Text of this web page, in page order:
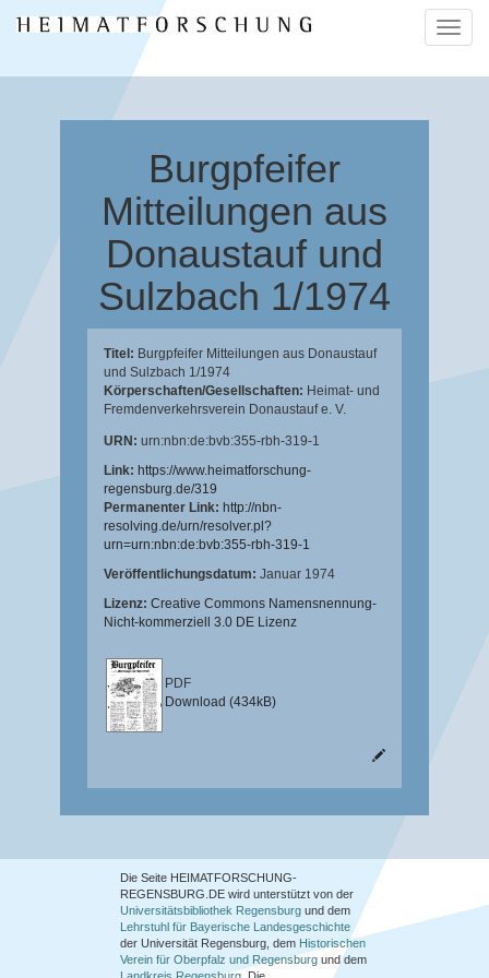
ein-/
Burgpfeifer
Mitteilungen aus
Donaustauf und
Sulzbach 1/1974
Titel: Burgpfeifer Mitteilungen aus Donaustauf
und Sulzbach 1/1974
Körperschaften/Gesellschaften: Heimat- und
Fremdenverkehrsverein Donaustauf e. V.
URN: urn:nbn:de:bvb:355-rbh-319-1
Link: https://www.heimatforschung-
regensburg.de/319
Permanenter Link: http://nbn-
resolving.de/urn/resolver.pl?
urn=urn:nbn:de:bvb:355-rbh-319-1
Veröffentlichungsdatum: Januar 1974
Lizenz: Creative Commons Namensnennung-
Nicht-kommerziell 3.0 DE Lizenz
PDF
Download (434kB)
Die Seite HEIMATFORSCHUNG-
REGENSBURG.DE wird unterstützt von der
Universitätsbibliothek Regensburg und dem
Lehrstuhl für Bayerische Landesgeschichte
der Universität Regensburg, dem Historischen
Verein für Oberpfalz und Regensburg und dem